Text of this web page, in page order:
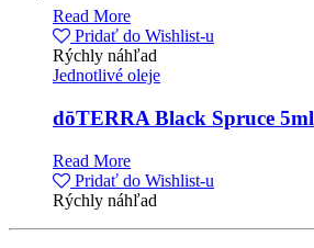
Read More
Pridať do Wishlist-u
Rýchly náhľad
Jednotlivé oleje
dōTERRA Black Spruce 5ml
Read More
Pridať do Wishlist-u
Rýchly náhľad